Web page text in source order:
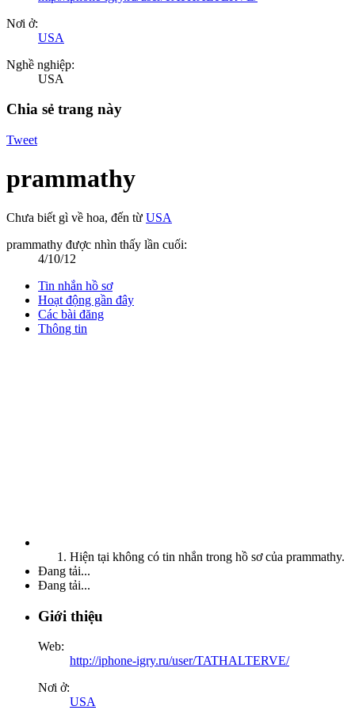
Nơi ở:
USA
Nghề nghiệp:
USA
Chia sẻ trang này
Tweet
prammathy
Chưa biết gì về hoa, đến từ USA
prammathy được nhìn thấy lần cuối:
4/10/12
Tin nhắn hồ sơ
Hoạt động gần đây
Các bài đăng
Thông tin
Hiện tại không có tin nhắn trong hồ sơ của prammathy.
Đang tải...
Đang tải...
Giới thiệu
Web:
http://iphone-igry.ru/user/TATHALTERVE/
Nơi ở:
USA